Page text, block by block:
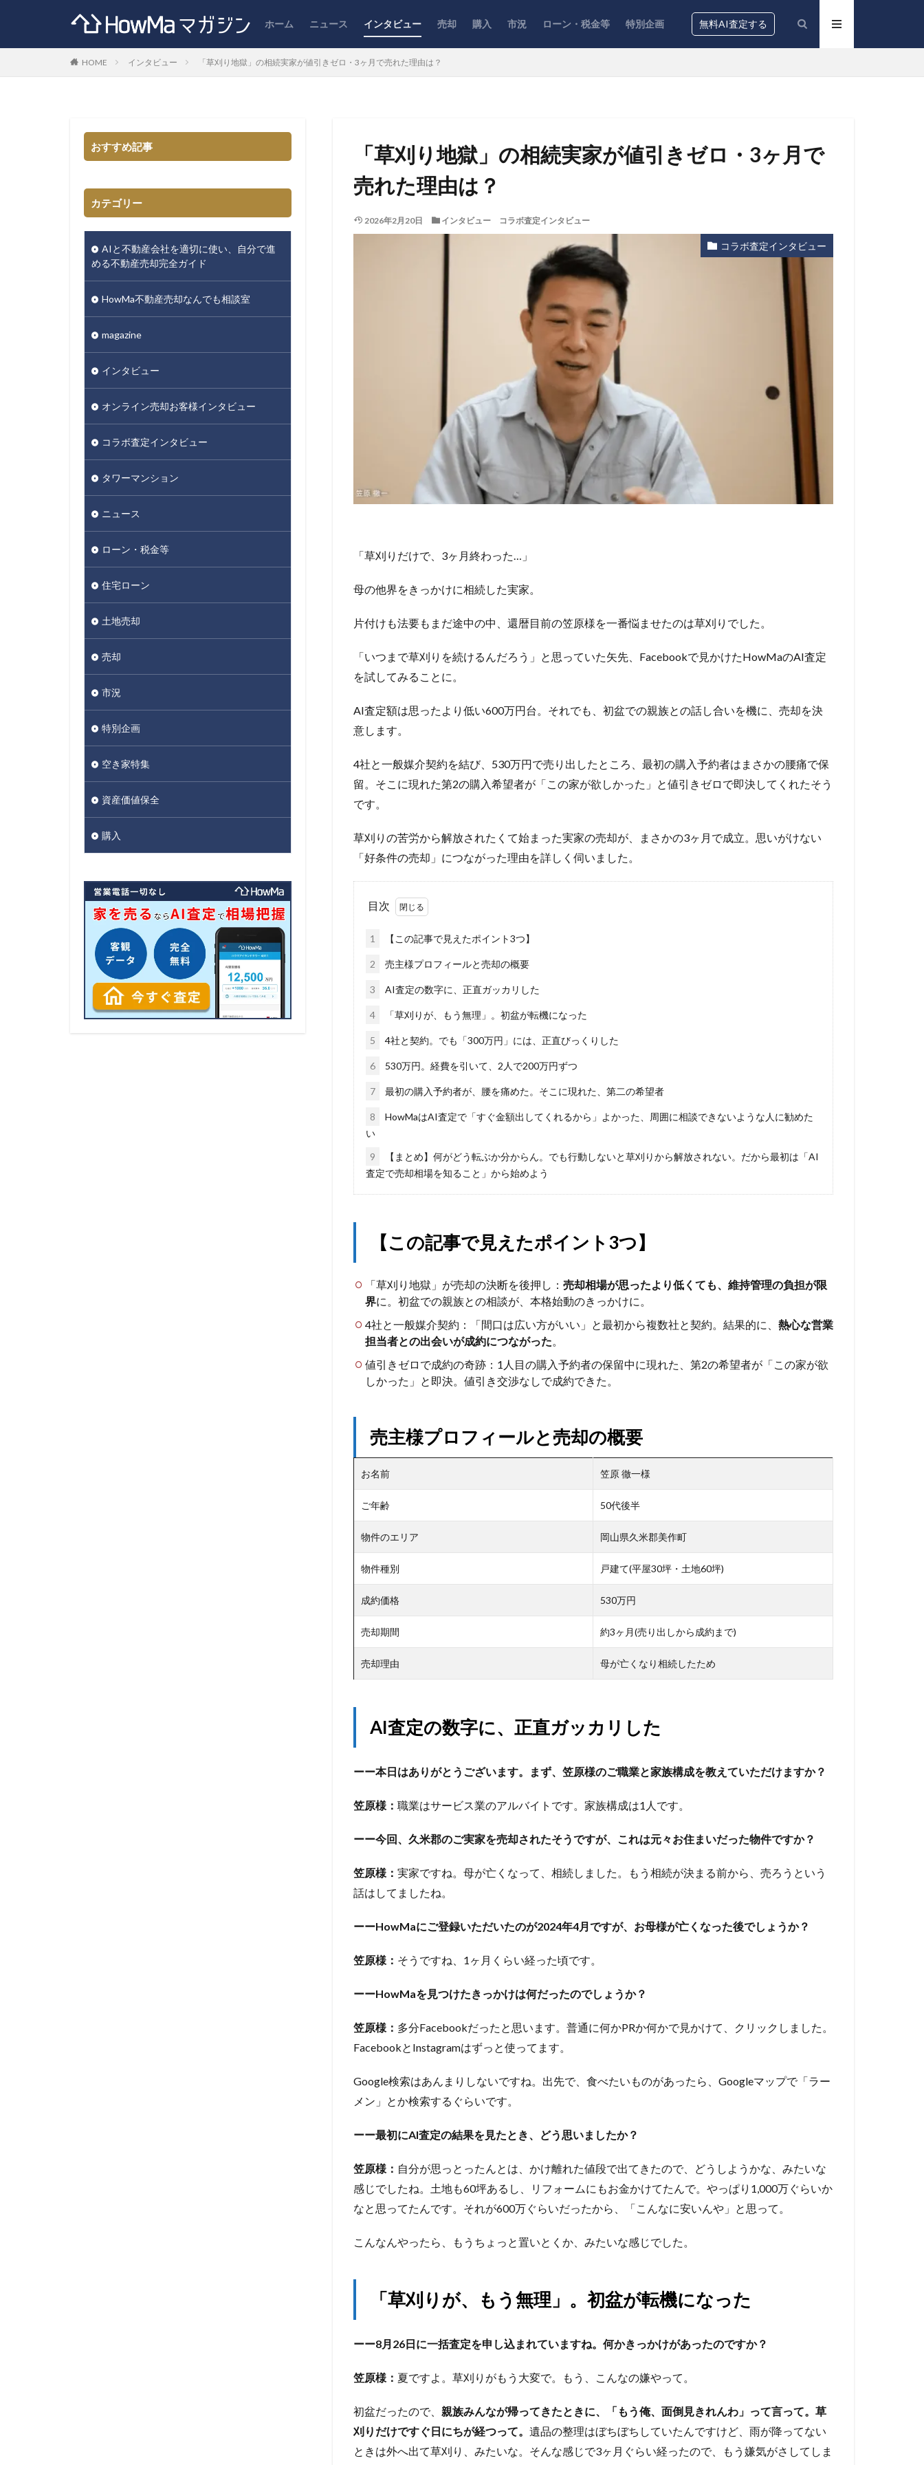
ホーム ニュース インタビュー 売却 購入 市況 ローン・税金等 特別企画 無料AI査定する
HOME インタビュー 「草刈り地獄」の相続実家が値引きゼロ・3ヶ月で売れた理由は？
「草刈り地獄」の相続実家が値引きゼロ・3ヶ月で
売れた理由は？
2026年2月20日 インタビュー コラボ査定インタビュー
コラボ査定インタビュー
「草刈りだけで、3ヶ月終わった…」
母の他界をきっかけに相続した実家。
片付けも法要もまだ途中の中、還暦目前の笠原様を一番悩ませたのは草刈りでした。
「いつまで草刈りを続けるんだろう」と思っていた矢先、Facebookで見かけたHowMaのAI査定
を試してみることに。
AI査定額は思ったより低い600万円台。それでも、初盆での親族との話し合いを機に、売却を決
意します。
4社と一般媒介契約を結び、530万円で売り出したところ、最初の購入予約者はまさかの腰痛で保
留。そこに現れた第2の購入希望者が「この家が欲しかった」と値引きゼロで即決してくれたそう
です。
草刈りの苦労から解放されたくて始まった実家の売却が、まさかの3ヶ月で成立。思いがけない
「好条件の売却」につながった理由を詳しく伺いました。
目次
1 【この記事で見えたポイント3つ】
2 売主様プロフィールと売却の概要
3 AI査定の数字に、正直ガッカリした
4 「草刈りが、もう無理」。初盆が転機になった
5 4社と契約。でも「300万円」には、正直びっくりした
6 530万円。経費を引いて、2人で200万円ずつ
7 最初の購入予約者が、腰を痛めた。そこに現れた、第二の希望者
8
HowMaはAI査定で「すぐ金額出してくれるから」よかった、周囲に相談できないような人に勧めた
い
9
【まとめ】何がどう転ぶか分からん。でも行動しないと草刈りから解放されない。だから最初は「AI
査定で売却相場を知ること」から始めよう
【この記事で見えたポイント3つ】
「草刈り地獄」が売却の決断を後押し： 売却相場が思ったより低くても、維持管理の負担が限
界に。初盆での親族との相談が、本格始動のきっかけに。
4社と一般媒介契約：「間口は広い方がいい」と最初から複数社と契約。結果的に、 熱心な営業
担当者との出会いが成約につながった
値引きゼロで成約の奇跡：1人目の購入予約者の保留中に現れた、第2の希望者が「この家が欲
しかった」と即決。値引き交渉なしで成約できた。
売主様プロフィールと売却の概要
お名前 笠原 徹一様
ご年齢 50代後半
物件のエリア 岡山県久米郡美作町
物件種別 戸建て(平屋30坪・土地60坪)
成約価格 530万円
売却期間 約3ヶ月(売り出しから成約まで)
売却理由 母が亡くなり相続したため
AI査定の数字に、正直ガッカリした
ーー本日はありがとうございます。まず、笠原様のご職業と家族構成を教えていただけますか？
笠原様： 職業はサービス業のアルバイトです。家族構成は1人です。
ーー今回、久米郡のご実家を売却されたそうですが、これは元々お住まいだった物件ですか？
笠原様： 実家ですね。母が亡くなって、相続しました。もう相続が決まる前から、売ろうという
話はしてましたね。
ーーHowMaにご登録いただいたのが2024年4月ですが、お母様が亡くなった後でしょうか？
笠原様： そうですね、1ヶ月くらい経った頃です。
ーーHowMaを見つけたきっかけは何だったのでしょうか？
笠原様： 多分Facebookだったと思います。普通に何かPRか何かで見かけて、クリックしました。
FacebookとInstagramはずっと使ってます。
Google検索はあんまりしないですね。出先で、食べたいものがあったら、Googleマップで「ラー
メン」とか検索するぐらいです。
ーー最初にAI査定の結果を見たとき、どう思いましたか？
笠原様： 自分が思っとったんとは、かけ離れた値段で出てきたので、どうしようかな、みたいな
感じでしたね。土地も60坪あるし、リフォームにもお金かけてたんで。やっぱり1,000万ぐらいか
なと思ってたんです。それが600万ぐらいだったから、「こんなに安いんや」と思って。
こんなんやったら、もうちょっと置いとくか、みたいな感じでした。
「草刈りが、もう無理」。初盆が転機になった
ーー8月26日に一括査定を申し込まれていますね。何かきっかけがあったのですか？
笠原様： 夏ですよ。草刈りがもう大変で。もう、こんなの嫌やって。
初盆だったので、 親族みんなが帰ってきたときに、「もう俺、面倒見きれんわ」って言って。草
刈りだけですぐ日にちが経つって。 遺品の整理はぼちぼちしていたんですけど、雨が降ってない
ときは外へ出て草刈り、みたいな。そんな感じで3ヶ月ぐらい経ったので、もう嫌気がさしてしま
おすすめ記事
カテゴリー
AIと不動産会社を適切に使い、自分で進
める不動産売却完全ガイド
HowMa不動産売却なんでも相談室
magazine
インタビュー
オンライン売却お客様インタビュー
コラボ査定インタビュー
タワーマンション
ニュース
ローン・税金等
住宅ローン
土地売却
売却
市況
特別企画
空き家特集
資産価値保全
購入